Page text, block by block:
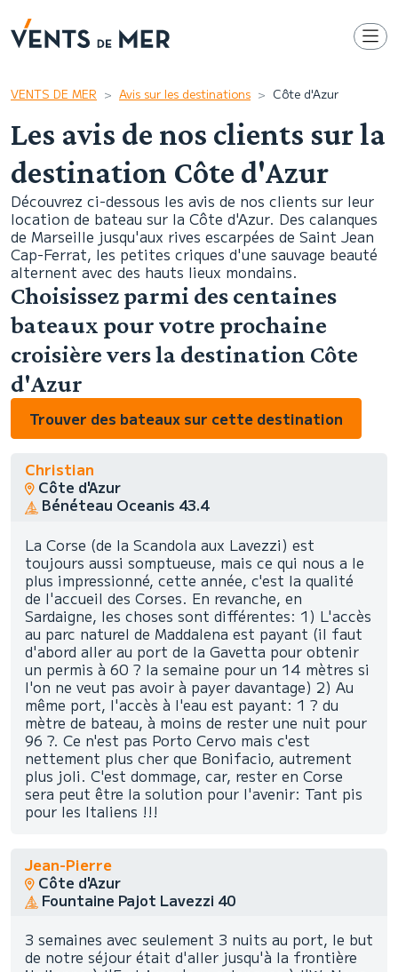
VENTS DE MER Avis sur les destinations Côte d'Azur
Les avis de nos clients sur la
destination Côte d'Azur
Découvrez ci-dessous les avis de nos clients sur leur
location de bateau sur la Côte d'Azur. Des calanques
de Marseille jusqu'aux rives escarpées de Saint Jean
Cap-Ferrat, les petites criques d'une sauvage beauté
alternent avec des hauts lieux mondains.
Choisissez parmi des centaines
bateaux pour votre prochaine
croisière vers la destination Côte
d'Azur
Trouver des bateaux sur cette destination
Christian
Côte d'Azur
Bénéteau Oceanis 43.4
La Corse (de la Scandola aux Lavezzi) est
toujours aussi somptueuse, mais ce qui nous a le
plus impressionné, cette année, c'est la qualité
de l'accueil des Corses. En revanche, en
Sardaigne, les choses sont différentes: 1) L'accès
au parc naturel de Maddalena est payant (il faut
d'abord aller au port de la Gavetta pour obtenir
un permis à 60 ? la semaine pour un 14 mètres si
l'on ne veut pas avoir à payer davantage) 2) Au
même port, l'accès à l'eau est payant: 1 ? du
mètre de bateau, à moins de rester une nuit pour
96 ?. Ce n'est pas Porto Cervo mais c'est
nettement plus cher que Bonifacio, autrement
plus joli. C'est dommage, car, rester en Corse
sera peut être la solution pour l'avenir: Tant pis
pour les Italiens !!!
Jean-Pierre
Côte d'Azur
Fountaine Pajot Lavezzi 40
3 semaines avec seulement 3 nuits au port, le but
de notre séjour était d'aller jusqu'à la frontière